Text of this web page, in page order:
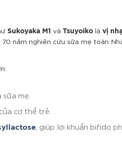
Sukoyaka M1 vàTsuyoiko làvị
năm nghiên cứu sữa mẹ toàn
mẹ.
cơ thể trẻ.
, giúp lợi khuẩn bifido